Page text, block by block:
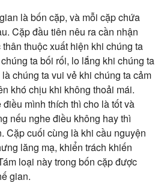
là bốn cặp, và mỗi cặp chứa
Cặp đầu tiên nêu ra cần nhận
thuộc xuất hiện khi chúng ta
ta bối rối, lo lắng khi chúng ta
chúng ta vui vẻ khi chúng ta cảm
khó chịu khi không thoải mái.
mình thích thì cho là tốt và
nếu nghe điều không hay thì
Cặp cuối cùng là khi cầu nguyện
lăng mạ, khiển trách khiến
loại này trong bốn cặp được
gian.